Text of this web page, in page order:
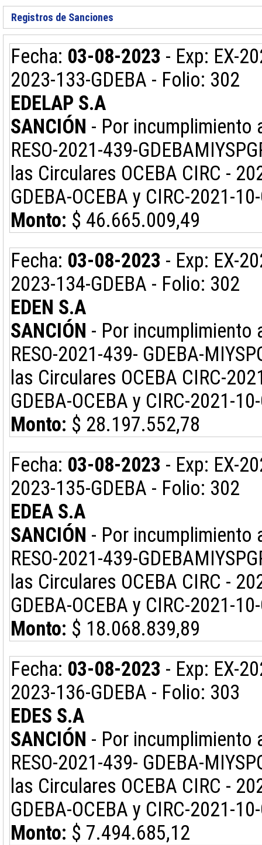
Registros de Sanciones
Fecha: 03-08-2023 - Exp: EX-
2023-133-GDEBA - Folio: 302
EDELAP S.A
SANCIÓN - Por incumplimiento
RESO-2021-439-
las Circulares OCEBA CIRC -
GDEBA-OCEBA y CIRC-2021-
Monto: $ 46.665.009,49
Fecha: 03-08-2023 - Exp: EX-
2023-134-GDEBA - Folio: 302
EDEN S.A
SANCIÓN - Por incumplimiento
RESO-2021-439- GDEBA-
las Circulares OCEBA CIRC-
GDEBA-OCEBA y CIRC-2021-
Monto: $ 28.197.552,78
Fecha: 03-08-2023 - Exp: EX-
2023-135-GDEBA - Folio: 302
EDEA S.A
SANCIÓN - Por incumplimiento
RESO-2021-439-
las Circulares OCEBA CIRC -
GDEBA-OCEBA y CIRC-2021-
Monto: $ 18.068.839,89
Fecha: 03-08-2023 - Exp: EX-
2023-136-GDEBA - Folio: 303
EDES S.A
SANCIÓN - Por incumplimiento
RESO-2021-439- GDEBA-
las Circulares OCEBA CIRC -
GDEBA-OCEBA y CIRC-2021-
Monto: $ 7.494.685,12